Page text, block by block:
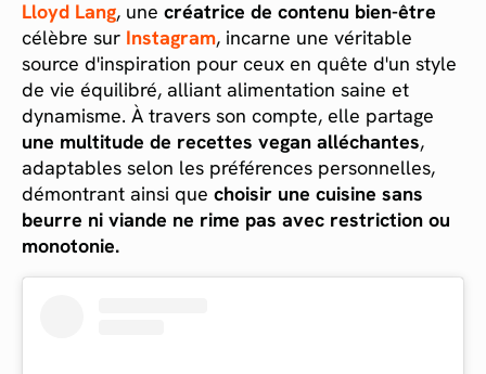
Lloyd Lang, une créatrice de contenu bien-être
célèbre sur Instagram, incarne une véritable
source d'inspiration pour ceux en quête d'un style
de vie équilibré, alliant alimentation saine et
dynamisme. À travers son compte, elle partage
une multitude de recettes vegan alléchantes,
adaptables selon les préférences personnelles,
démontrant ainsi que choisir une cuisine sans
beurre ni viande ne rime pas avec restriction ou
monotonie.